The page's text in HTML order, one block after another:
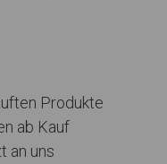
Produkte
ab Kauf
an uns